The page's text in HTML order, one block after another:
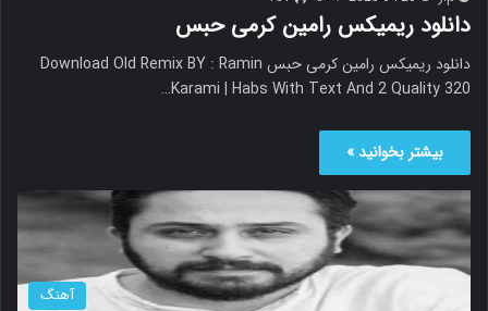
دانلود ریمیکس رامین کرمی حبس
دانلود ریمیکس رامین کرمی حبس Download Old Remix BY : Ramin
Karami | Habs With Text And 2 Quality 320…
بیشتر بخوانید »
آهنگ